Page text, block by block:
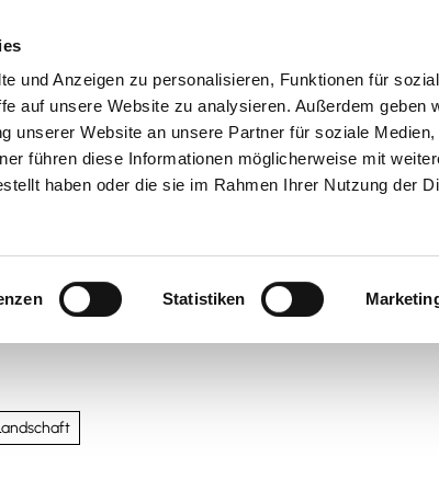
und Anzeigen zu personalisieren, Funktionen für
auf unsere Website zu analysieren. Außerdem geben
unserer Website an unsere Partner für soziale Medien,
führen diese Informationen möglicherweise mit
haben oder die sie im Rahmen Ihrer Nutzung der
Statistiken
Suche Veranstaltungen